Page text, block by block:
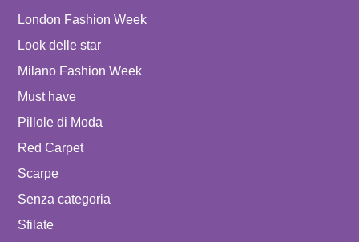
London Fashion Week
Look delle star
Milano Fashion Week
Must have
Pillole di Moda
Red Carpet
Scarpe
Senza categoria
Sfilate